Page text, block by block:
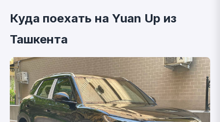
Куда поехать на Yuan Up из
Ташкента